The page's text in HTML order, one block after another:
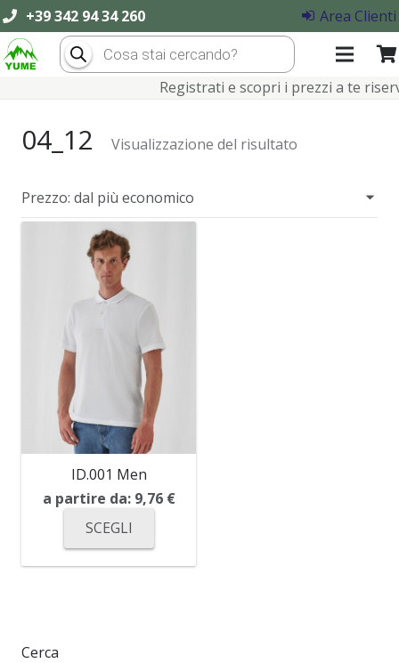
+39 342 94 34 260
Area Clienti
Products
search
Registrati e scopri i prezzi a te
04_12 Visualizzazione del risultato
ID.001 Men
a partire da: 9,76 €
SCEGLI
Cerca